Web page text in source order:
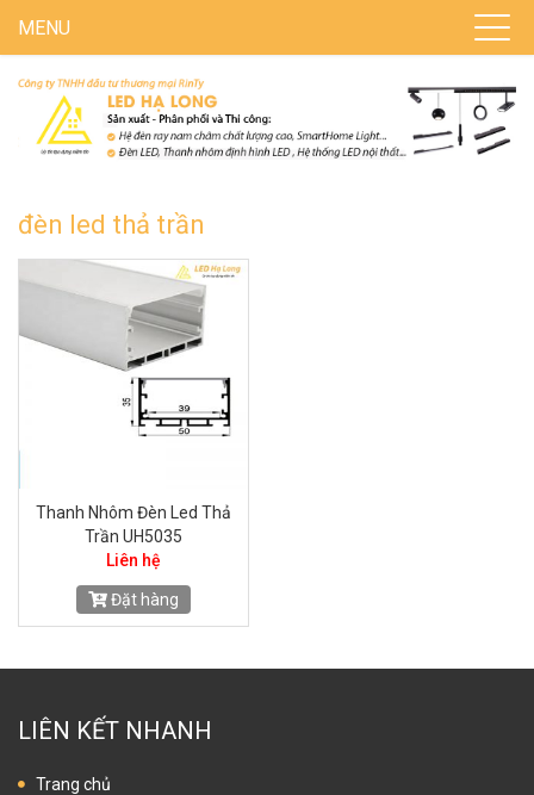
MENU
đèn led thả trần
Thanh Nhôm Đèn Led Thả
Trần UH5035
Liên hệ
Đặt hàng
LIÊN KẾT NHANH
Trang chủ